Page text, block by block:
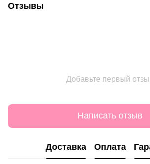
Отзывы
Добавьте первый
Написать отзыв
Доставка Оплата